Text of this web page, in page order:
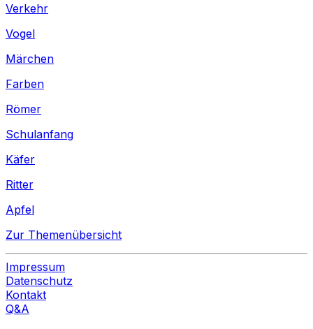
Verkehr
Vogel
Märchen
Farben
Römer
Schulanfang
Käfer
Ritter
Apfel
Zur Themenübersicht
Impressum
Datenschutz
Kontakt
Q&A